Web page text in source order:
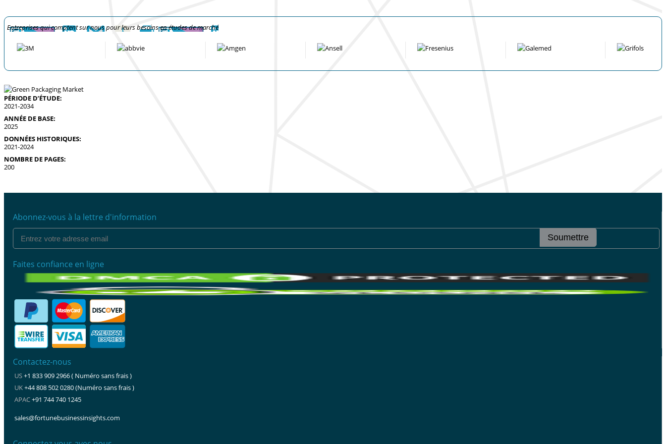
Entreprises qui comptent sur nous pour leurs besoins en études de marché
PÉRIODE D’ÉTUDE:
2021-2034
ANNÉE DE BASE:
2025
DONNÉES HISTORIQUES:
2021-2024
NOMBRE DE PAGES:
200
Abonnez-vous à la lettre d'information
Soumettre
Faites confiance en ligne
Contactez-nous
US+1 833 909 2966 ( Numéro sans frais )
UK+44 808 502 0280 (Numéro sans frais )
APAC+91 744 740 1245
sales@fortunebusinessinsights.com